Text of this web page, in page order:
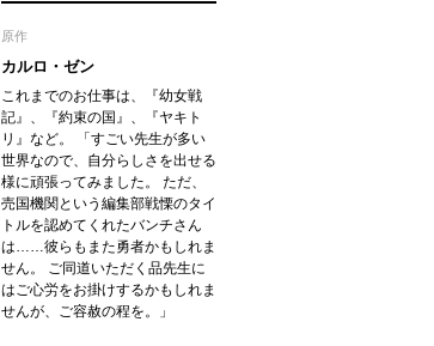
原作
カルロ・ゼン
これまでのお仕事は、『幼女戦
記』、『約束の国』、『ヤキト
リ』など。 「すごい先生が多い
世界なので、自分らしさを出せる
様に頑張ってみました。 ただ、
売国機関という編集部戦慄のタイ
トルを認めてくれたバンチさん
は……彼らもまた勇者かもしれま
せん。 ご同道いただく品先生に
はご心労をお掛けするかもしれま
せんが、ご容赦の程を。」